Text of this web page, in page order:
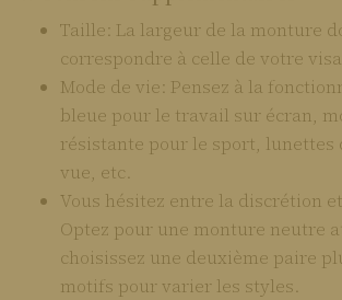
Taille: La largeur de la monture
correspondre à celle de votre
Mode de vie: Pensez à la
bleue pour le travail sur écran,
résistante pour le sport, lunettes
vue, etc.
Vous hésitez entre la discrétion
Optez pour une monture neutre
choisissez une deuxième paire
motifs pour varier les styles.